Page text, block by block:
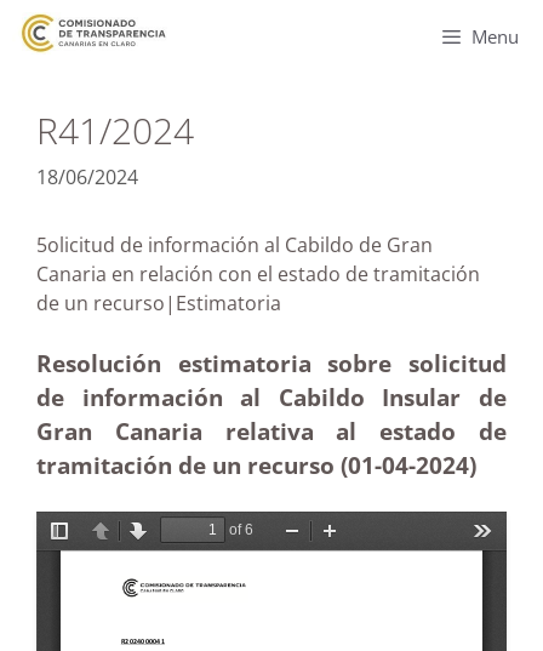
Menu
R41/2024
18/06/2024
5olicitud de información al Cabildo de Gran
Canaria en relación con el estado de tramitación
de un recurso|Estimatoria
Resolución estimatoria sobre solicitud
de información al Cabildo Insular de
Gran Canaria relativa al estado de
tramitación de un recurso (01-04-2024)